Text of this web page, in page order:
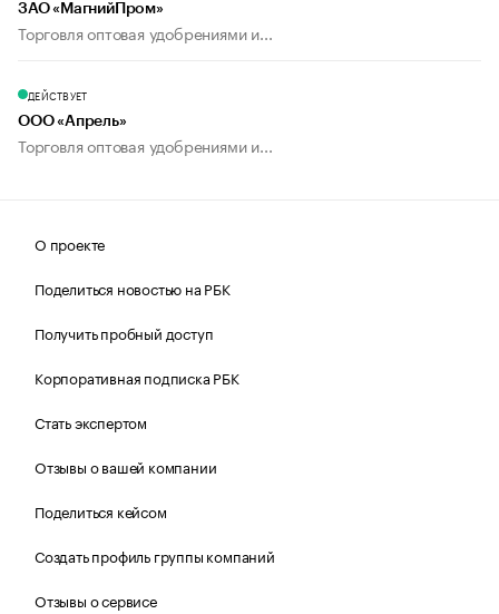
ЗАО «МагнийПром»
Торговля оптовая удобрениями и...
ДЕЙСТВУЕТ
ООО «Апрель»
Торговля оптовая удобрениями и...
О проекте
Поделиться новостью на РБК
Получить пробный доступ
Корпоративная подписка РБК
Стать экспертом
Отзывы о вашей компании
Поделиться кейсом
Создать профиль группы компаний
Отзывы о сервисе